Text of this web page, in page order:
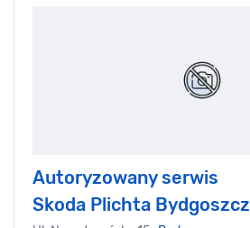
Autoryzowany serwis
Skoda Plichta Bydgoszcz